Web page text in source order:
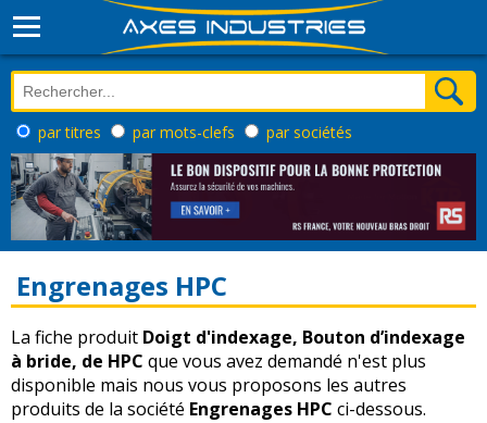
par titres par mots-clefs par sociétés
Engrenages HPC
La fiche produit Doigt d'indexage, Bouton d’indexage
à bride, de HPC que vous avez demandé n'est plus
disponible mais nous vous proposons les autres
produits de la société Engrenages HPC ci-dessous.